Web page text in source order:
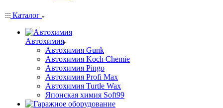
Каталог
Автохимия
Автохимия Gunk
Автохимия Koch Chemie
Автохимия Pingo
Автохимия Profi Max
Автохимия Turtle Wax
Японская химия Soft99